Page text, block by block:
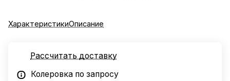
ХарактеристикиОписание
Рассчитать доставку
Колеровка по запросу